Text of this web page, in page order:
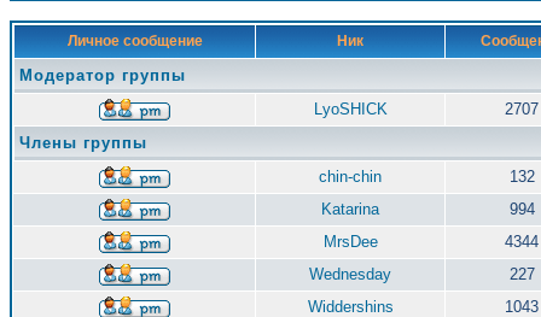
Личное сообщение Ник
Модератор группы
LyoSHICK
2707
Члены группы
chin-chin
132
Katarina
994
MrsDee
4344
Wednesday
227
Widdershins
1043